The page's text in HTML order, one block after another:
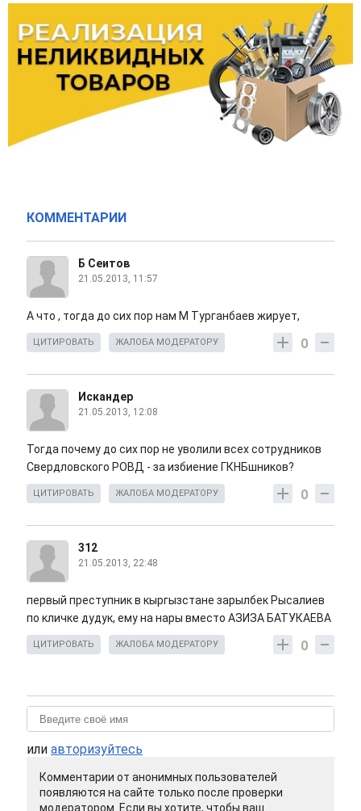
КОММЕНТАРИИ
Б Сеитов
21.05.2013, 11:57
А что , тогда до сих пор нам М Турганбаев жирует,
0
ЦИТИРОВАТЬ ЖАЛОБА МОДЕРАТОРУ
Искандер
21.05.2013, 12:08
Тогда почему до сих пор не уволили всех сотрудников
Свердловского РОВД - за избиение ГКНБшников?
0
ЦИТИРОВАТЬ ЖАЛОБА МОДЕРАТОРУ
312
21.05.2013, 22:48
первый преступник в кыргызстане зарылбек Рысалиев
по кличке дудук, ему на нары вместо АЗИЗА БАТУКАЕВА
0
ЦИТИРОВАТЬ ЖАЛОБА МОДЕРАТОРУ
или авторизуйтесь
Комментарии от анонимных пользователей
появляются на сайте только после проверки
модератором. Если вы хотите, чтобы ваш